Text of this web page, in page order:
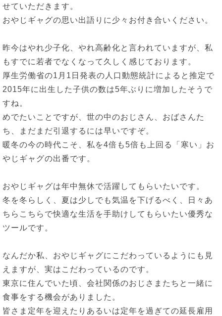
せていただきます。
おやじギャグの思い出語りに少々お付き合いください。
昨今はやれ少子化、やれ高齢化と言われていますが、私
もすでに若者でなくなって久しく感じております。
厚生労働省の1月1日発表の人口動態統計によると推定で
2015年に出生した子供の数は5年ぶりに増加したそうで
すね。
めでたいことですが、世の中のおじさん、おばさんた
ち、まだまだ引退するには早いですぞ。
暖冬の今の時代こそ、私を4倍も5倍も上回る「寒い」お
やじギャグの出番です。
おやじギャグは年中無休で活躍してもらいたいです。
冬を冬らしく、夏は少しでも気温を下げるべく、日々あ
ちらこちらで快適な生活を手助けしてもらいたい優秀な
ツールです。
なんだか私、おやじギャグにこだわっているようにも見
えますが、実はこだわっているのです。
東京に住んでいた頃、会社関係のおじさまたちと一緒に
食事をする機会がありました。
皆さま定年を迎えたりあるいは定年を過ぎての延長雇用